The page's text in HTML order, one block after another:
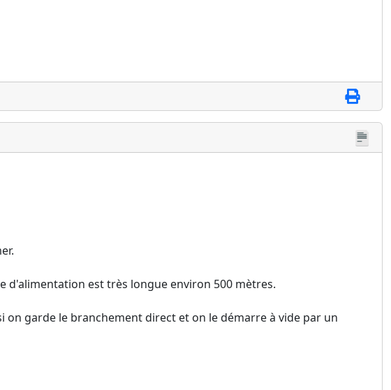
d'alimentation est très longue environ 500 mètres.
garde le branchement direct et on le démarre à vide par un